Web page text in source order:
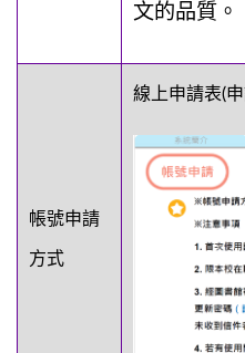
文的品質。
帳號申請
方式
線上申請表(